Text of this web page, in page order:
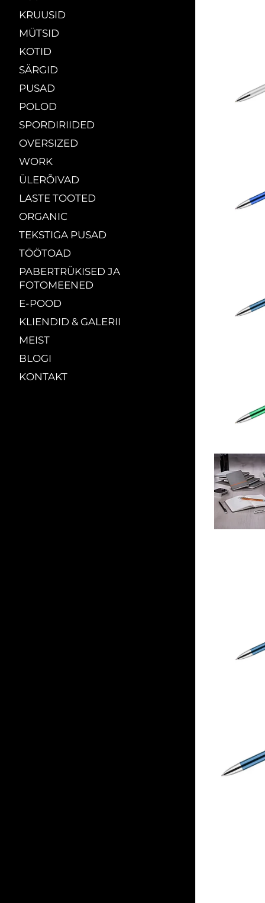
KRUUSID
MÜTSID
KOTID
SÄRGID
PUSAD
POLOD
SPORDIRIIDED
OVERSIZED
WORK
ÜLERÕIVAD
LASTE TOOTED
ORGANIC
TEKSTIGA PUSAD
TÖÖTOAD
PABERTRÜKISED JA
FOTOMEENED
E-POOD
KLIENDID & GALERII
MEIST
BLOGI
KONTAKT